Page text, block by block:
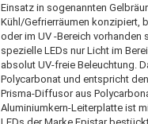
Einsatz in sogenannten
Kühl/Gefrierräumen konzipiert,
oder im UV -Bereich vorhanden
spezielle LEDs nur Licht im
absolut UV-freie Beleuchtung.
Polycarbonat und entspricht
Prisma-Diffusor aus
Aluminiumkern-Leiterplatte ist